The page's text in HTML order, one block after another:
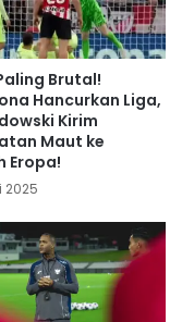
Brutal!
Hancurkan Liga,
Kirim
Maut ke
Eropa!
2025